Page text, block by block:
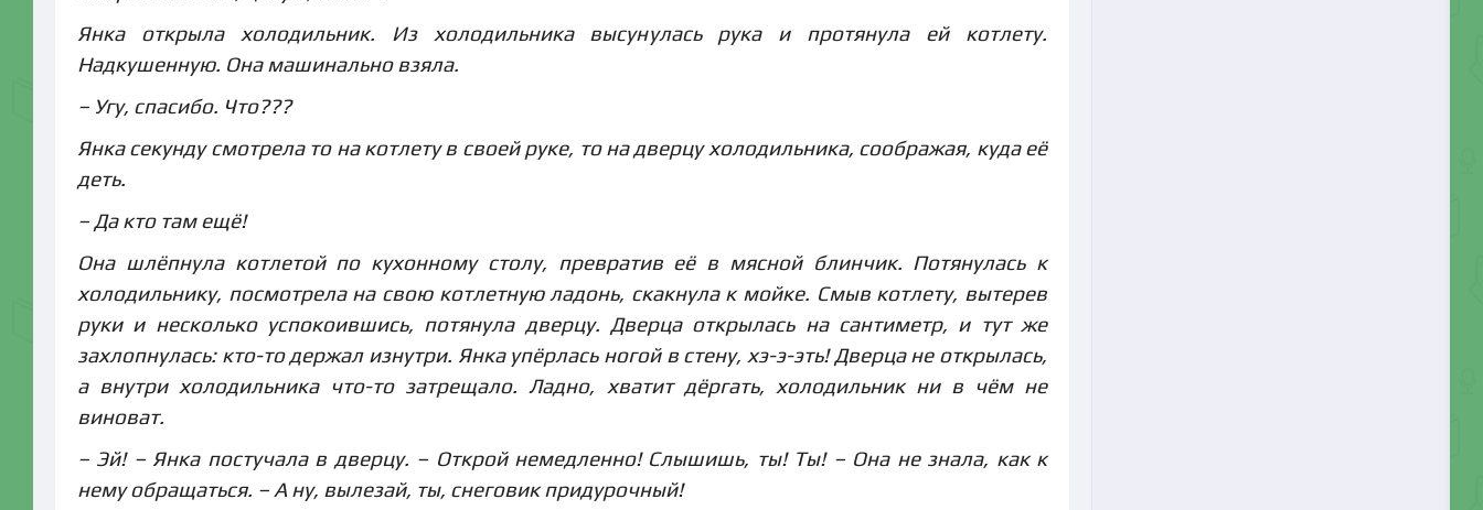
Янка открыла холодильник. Из холодильника высунулась рука и протянула ей котлету.
Надкушенную. Она машинально взяла.
– Угу, спасибо. Что???
Янка секунду смотрела то на котлету в своей руке, то на дверцу холодильника, соображая, куда её
деть.
– Да кто там ещё!
Она шлёпнула котлетой по кухонному столу, превратив её в мясной блинчик. Потянулась к
холодильнику, посмотрела на свою котлетную ладонь, скакнула к мойке. Смыв котлету, вытерев
руки и несколько успокоившись, потянула дверцу. Дверца открылась на сантиметр, и тут же
захлопнулась: кто-то держал изнутри. Янка упёрлась ногой в стену, хэ-э-эть! Дверца не открылась,
а внутри холодильника что-то затрещало. Ладно, хватит дёргать, холодильник ни в чём не
виноват.
– Эй! – Янка постучала в дверцу. – Открой немедленно! Слышишь, ты! Ты! – Она не знала, как к
нему обращаться. – А ну, вылезай, ты, снеговик придурочный!